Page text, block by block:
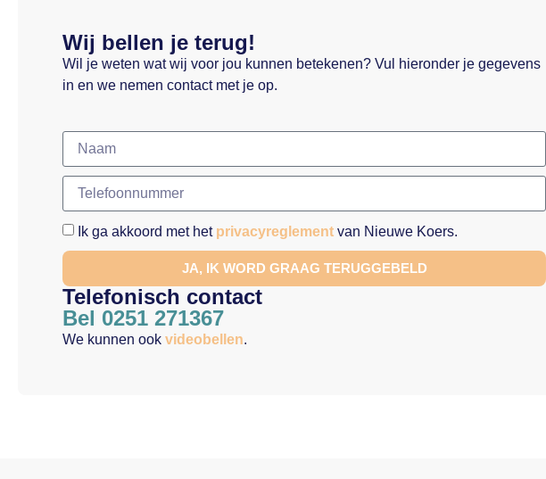
Wij bellen je terug!
Wil je weten wat wij voor jou kunnen betekenen? Vul hieronder je gegevens
in en we nemen contact met je op.
Ik ga akkoord met het privacyreglement van Nieuwe Koers.
JA, IK WORD GRAAG TERUGGEBELD
Telefonisch contact
Bel 0251 271367
We kunnen ook videobellen.